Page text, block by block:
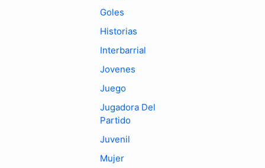
Goles
Historias
Interbarrial
Jovenes
Juego
Jugadora Del
Partido
Juvenil
Mujer